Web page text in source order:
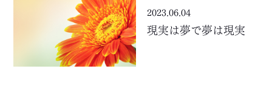
2023.06.04
現実は夢で夢は現実